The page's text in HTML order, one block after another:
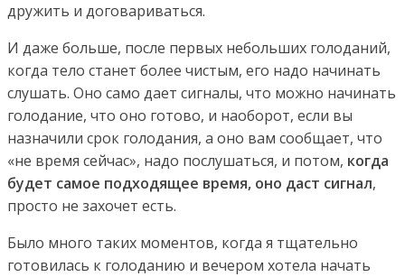
дружить и договариваться.
И даже больше, после первых небольших голоданий,
когда тело станет более чистым, его надо начинать
слушать. Оно само дает сигналы, что можно начинать
голодание, что оно готово, и наоборот, если вы
назначили срок голодания, а оно вам сообщает, что
«не время сейчас», надо послушаться, и потом, когда
будет самое подходящее время, оно даст сигнал,
просто не захочет есть.
Было много таких моментов, когда я тщательно
готовилась к голоданию и вечером хотела начать